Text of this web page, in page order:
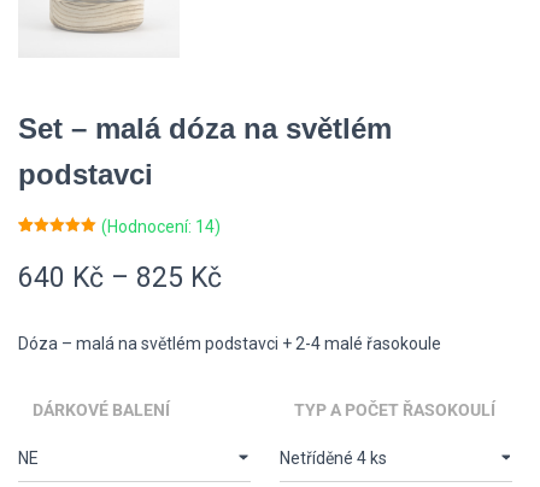
Set – malá dóza na světlém
podstavci
základě
hodnocení
(Hodnocení: 14)
640 Kč – 825 Kč
Dóza – malá na světlém podstavci + 2-4 malé řasokoule
DÁRKOVÉ BALENÍ TYP A POČET ŘASOKOULÍ